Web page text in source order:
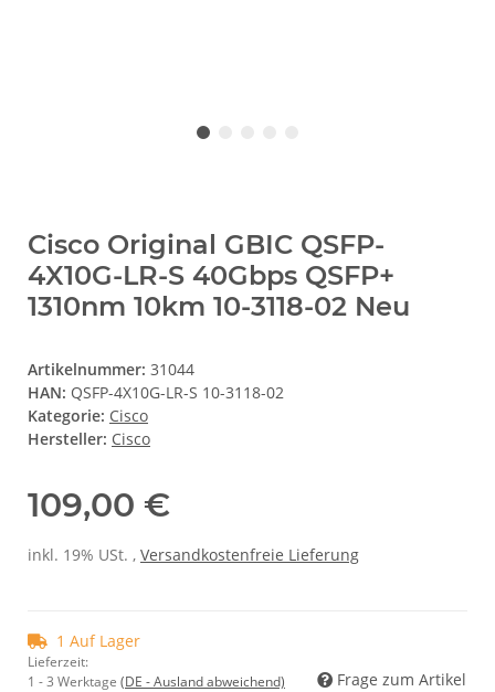
Cisco Original GBIC QSFP-
4X10G-LR-S 40Gbps QSFP+
1310nm 10km 10-3118-02 Neu
Artikelnummer: 31044
HAN: QSFP-4X10G-LR-S 10-3118-02
Kategorie: Cisco
Hersteller: Cisco
109,00 €
inkl. 19% USt. , Versandkostenfreie Lieferung
1 Auf Lager
Lieferzeit:
1 - 3 Werktage (DE - Ausland abweichend) Frage zum Artikel